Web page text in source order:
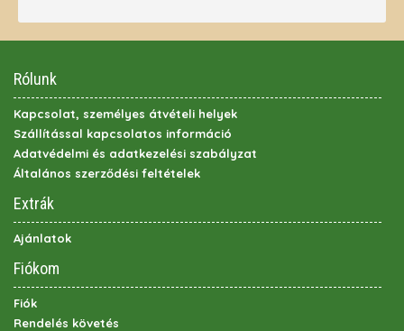
Rólunk
Kapcsolat, személyes átvételi helyek
Szállítással kapcsolatos információ
Adatvédelmi és adatkezelési szabályzat
Általános szerződési feltételek
Extrák
Ajánlatok
Fiókom
Fiók
Rendelés követés